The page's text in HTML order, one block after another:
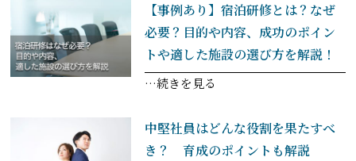
【事例あり】宿泊研修とは？なぜ
必要？目的や内容、成功のポイン
トや適した施設の選び方を解説！
…続きを見る
中堅社員はどんな役割を果たすべ
き？ 育成のポイントも解説